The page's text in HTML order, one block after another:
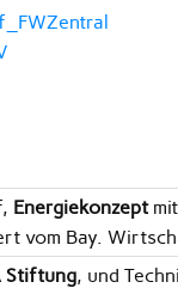
Energiekonzept mit
vom Bay.
Stiftung, und